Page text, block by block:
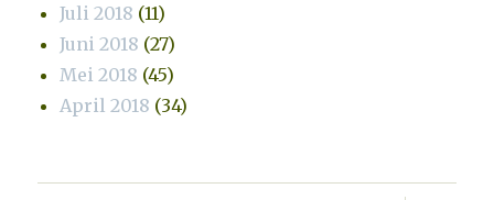
Juli 2018 (11)
Juni 2018 (27)
Mei 2018 (45)
April 2018 (34)